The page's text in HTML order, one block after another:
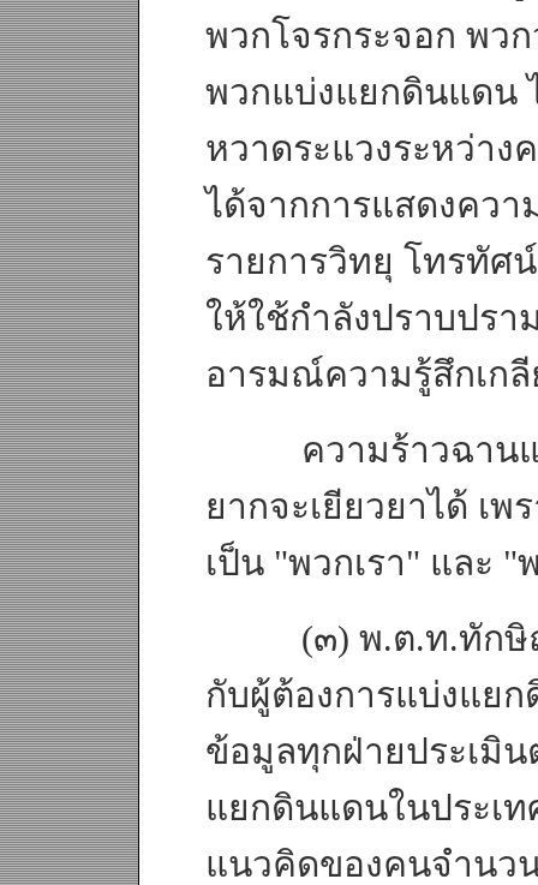
พวกโจรกระจอก พว
พวกแบ่งแยกดินแดน
หวาดระแวงระหว่าง
ได้จากการแสดงคว
รายการวิทยุ โทรทัศ
ให้ใช้กำลังปราบปร
อารมณ์ความรู้สึกเก
ความร้าวฉานแล
ยากจะเยียวยาได้ เ
เป็น "พวกเรา" และ
(๓) พ.ต.ท.ทักษิณ
กับผู้ต้องการแบ่งแยก
ข้อมูลทุกฝ่ายประเมิน
แยกดินแดนในประเ
แนวคิดของคนจำนว